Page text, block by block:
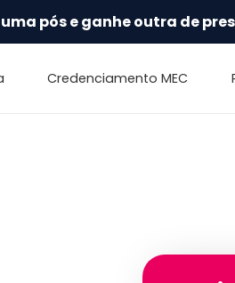
pós e ganhe outra de
Credenciamento MEC